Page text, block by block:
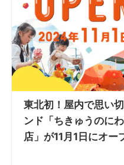
東北初！屋内で思い
ンド「ちきゅうのに
店」が11月1日にオー